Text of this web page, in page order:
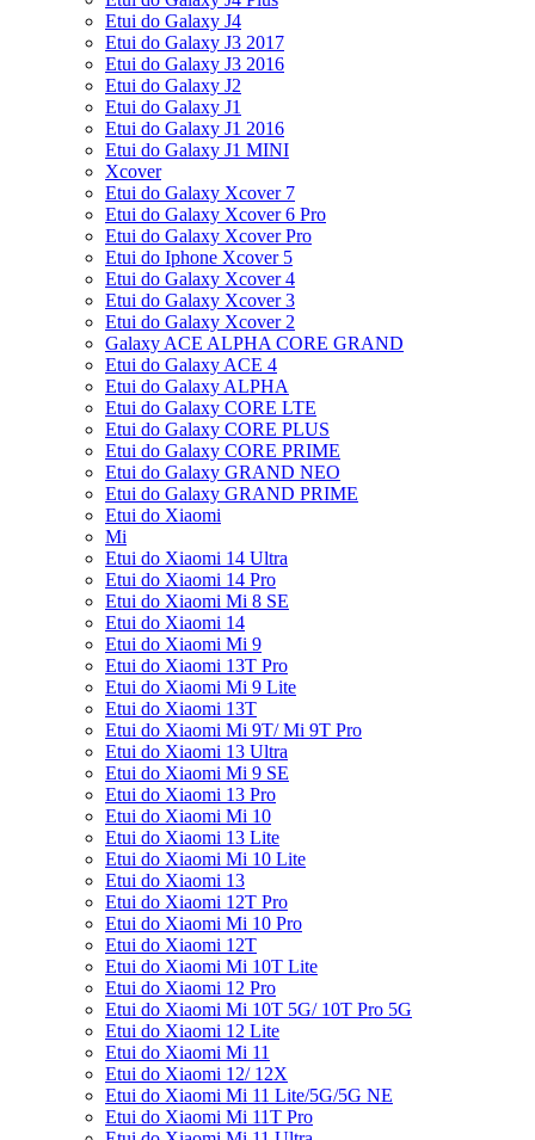
Etui do Galaxy J4
Etui do Galaxy J3 2017
Etui do Galaxy J3 2016
Etui do Galaxy J2
Etui do Galaxy J1
Etui do Galaxy J1 2016
Etui do Galaxy J1 MINI
Xcover
Etui do Galaxy Xcover 7
Etui do Galaxy Xcover 6 Pro
Etui do Galaxy Xcover Pro
Etui do Iphone Xcover 5
Etui do Galaxy Xcover 4
Etui do Galaxy Xcover 3
Etui do Galaxy Xcover 2
Galaxy ACE ALPHA CORE GRAND
Etui do Galaxy ACE 4
Etui do Galaxy ALPHA
Etui do Galaxy CORE LTE
Etui do Galaxy CORE PLUS
Etui do Galaxy CORE PRIME
Etui do Galaxy GRAND NEO
Etui do Galaxy GRAND PRIME
Etui do Xiaomi
Mi
Etui do Xiaomi 14 Ultra
Etui do Xiaomi 14 Pro
Etui do Xiaomi Mi 8 SE
Etui do Xiaomi 14
Etui do Xiaomi Mi 9
Etui do Xiaomi 13T Pro
Etui do Xiaomi Mi 9 Lite
Etui do Xiaomi 13T
Etui do Xiaomi Mi 9T/ Mi 9T Pro
Etui do Xiaomi 13 Ultra
Etui do Xiaomi Mi 9 SE
Etui do Xiaomi 13 Pro
Etui do Xiaomi Mi 10
Etui do Xiaomi 13 Lite
Etui do Xiaomi Mi 10 Lite
Etui do Xiaomi 13
Etui do Xiaomi 12T Pro
Etui do Xiaomi Mi 10 Pro
Etui do Xiaomi 12T
Etui do Xiaomi Mi 10T Lite
Etui do Xiaomi 12 Pro
Etui do Xiaomi Mi 10T 5G/ 10T Pro 5G
Etui do Xiaomi 12 Lite
Etui do Xiaomi Mi 11
Etui do Xiaomi 12/ 12X
Etui do Xiaomi Mi 11 Lite/5G/5G NE
Etui do Xiaomi Mi 11T Pro